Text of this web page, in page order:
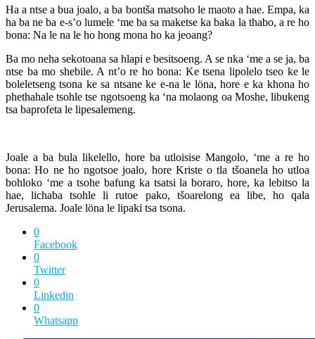
Ha a ntse a bua joalo, a ba bontša matsoho le maoto a hae. Empa, ka
ha ba ne ba e-s’o lumele ‘me ba sa maketse ka baka la thabo, a re ho
bona: Na le na le ho hong mona ho ka jeoang?
Ba mo neha sekotoana sa hlapi e besitsoeng. A se nka ‘me a se ja, ba
ntse ba mo shebile. A nt’o re ho bona: Ke tsena lipolelo tseo ke le
boleletseng tsona ke sa ntsane ke e-na le löna, hore e ka khona ho
phethahale tsohle tse ngotsoeng ka ‘na molaong oa Moshe, libukeng
tsa baprofeta le lipesalemeng.
Joale a ba bula likelello, hore ba utloisise Mangolo, ‘me a re ho
bona: Ho ne ho ngotsoe joalo, hore Kriste o tla tšoanela ho utloa
bohloko ‘me a tsohe bafung ka tsatsi la boraro, hore, ka lebitso la
hae, lichaba tsohle li rutoe pako, tšoarelong ea libe, ho qala
Jerusalema. Joale löna le lipaki tsa tsona.
0
Facebook
0
Twitter
0
Linkedin
0
Whatsapp